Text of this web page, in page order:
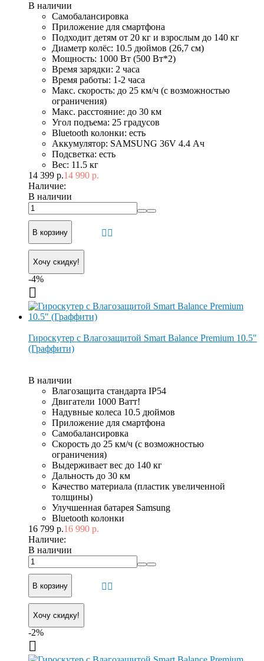
В наличии
Самобалансировка
Приложение для смартфона
Подходит детям от 20 кг и взрослым до 140 кг
Диаметр колёс: 10.5 дюймов (26,7 см)
Мощность: 1000 Вт (500 Вт*2)
Время зарядки: 2 часа
Время работы: 1-2 часа
Макс. скорость: до 25 км/ч (с возможностью
ограничения)
Макс. расстояние: до 30 км
Угол подъема: 25 градусов
Bluetooth колонки: есть
Аккумулятор: SAMSUNG 36V 4.4 Ач
Подсветка: есть
Вес: 11.5 кг
14 399 р.14 990 р.
Наличие:
В наличии
В корзину
Хочу скидку!
-4%
Гироскутер с Влагозащитой Smart Balance Premium 10.5"
(Граффити)
В наличии
Влагозащита стандарта IP54
Двигатели 1000 Ватт!
Надувные колеса 10.5 дюймов
Приложение для смартфона
Самобалансировка
Скорость до 25 км/ч (с возможностью
ограничения)
Выдерживает вес до 140 кг
Дальность до 30 км
Качество материала (пластик увеличенной
толщины)
Улучшенная батарея Samsung
Bluetooth колонки
16 799 р.16 990 р.
Наличие:
В наличии
В корзину
Хочу скидку!
-2%